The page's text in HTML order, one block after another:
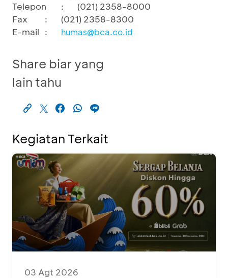
Telepon
:
(021) 2358-8000
Fax
:
(021) 2358-8300
E-mail : humas@bca.co.id
Share biar yang
lain tahu
Kegiatan Terkait
03 Agt 2026